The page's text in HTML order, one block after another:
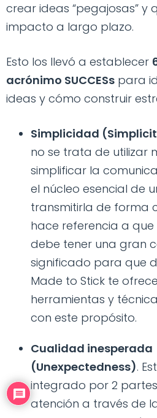
crear ideas “pegajosas” y
impacto a largo plazo.
Esto los llevó a establecer
acrónimo SUCCESs para
ideas y cómo construir
Simplicidad
no se trata de utilizar
simplificar la
el núcleo esencial de
transmitirla de forma
hace referencia a que
debe tener una gran
significado para que
Made to Stick te
herramientas y
con este propósito.
Cualidad inesperada
(Unexpectedness).
integrado por 2
atención a través de